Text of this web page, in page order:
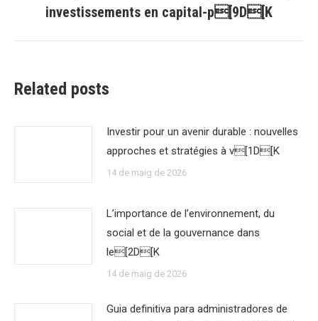
post:
investissements en capital-p[9D[K
Related posts
Investir pour un avenir durable : nouvelles
approches et stratégies à v[1D[K
14 de maig de 2026
L’importance de l’environnement, du
social et de la gouvernance dans
le[2D[K
14 de maig de 2026
Guia definitiva para administradores de